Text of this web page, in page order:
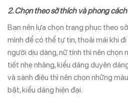
2. Chọn theo sở thích và phong
Bạn nên lựa chọn trang phục theo
mình để có thể tự tin, thoải mái khi đi
người dịu dàng, nữ tính thì nên chọn
tiết nhẹ nhàng, kiểu dáng duyên
và sành điệu thì nên chọn những
bật, kiểu dáng hiện đại.